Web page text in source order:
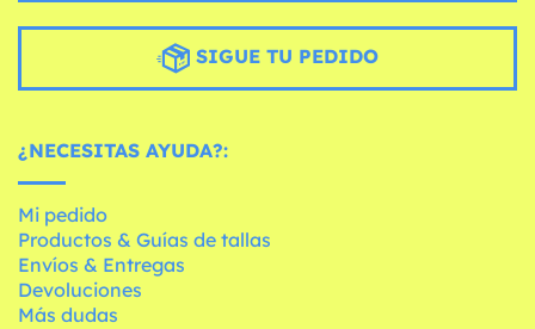
SIGUE TU PEDIDO
¿NECESITAS AYUDA?:
Mi pedido
Productos & Guías de tallas
Envíos & Entregas
Devoluciones
Más dudas